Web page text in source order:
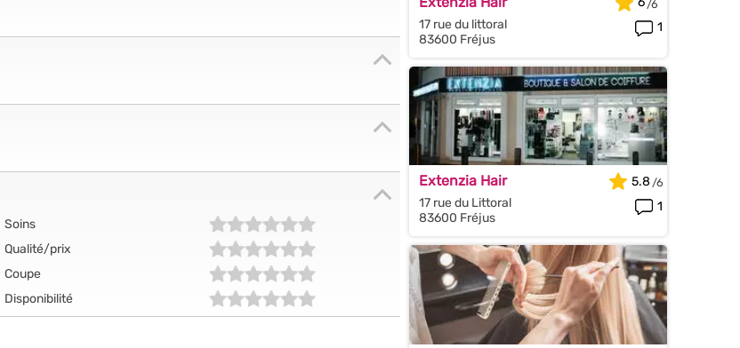
Soins
Qualité/prix
Coupe
Disponibilité
17 rue du littoral
83600 Fréjus
1
Extenzia Hair
17 rue du Littoral
83600 Fréjus
5.8
1